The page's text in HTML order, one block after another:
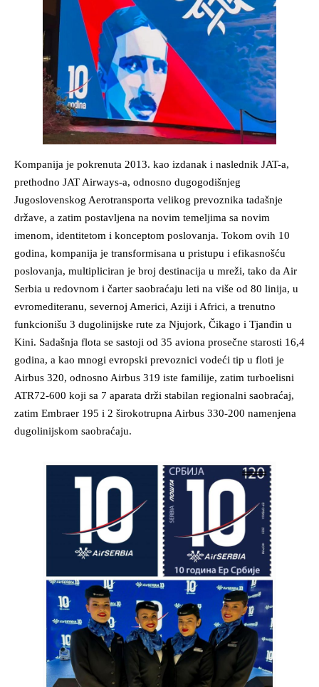
Kompanija je pokrenuta 2013. kao izdanak i naslednik JAT-a,
prethodno JAT Airways-a, odnosno dugogodišnjeg
Jugoslovenskog Aerotransporta velikog prevoznika tadašnje
države, a zatim postavljena na novim temeljima sa novim
imenom, identitetom i konceptom poslovanja. Tokom ovih 10
godina, kompanija je transformisana u pristupu i efikasnošću
poslovanja, multipliciran je broj destinacija u mreži, tako da Air
Serbia u redovnom i čarter saobraćaju leti na više od 80 linija, u
evromediteranu, severnoj Americi, Aziji i Africi, a trenutno
funkcionišu 3 dugolinijske rute za Njujork, Čikago i Tjanđin u
Kini. Sadašnja flota se sastoji od 35 aviona prosečne starosti 16,4
godina, a kao mnogi evropski prevoznici vodeći tip u floti je
Airbus 320, odnosno Airbus 319 iste familije, zatim turboelisni
ATR72-600 koji sa 7 aparata drži stabilan regionalni saobraćaj,
zatim Embraer 195 i 2 širokotrupna Airbus 330-200 namenjena
dugolinijskom saobraćaju.